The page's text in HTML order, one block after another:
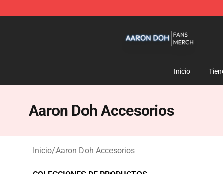
Inicio
Aaron Doh Accesorios
Inicio/Aaron Doh Accesorios